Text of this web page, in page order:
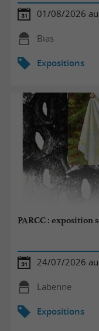
01/08/2026
Bias
Expositions
PARCC : exposition
24/07/2026
Labenne
Expositions